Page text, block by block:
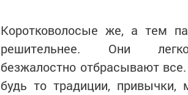
Коротковолосые же, а тем
решительнее. Они
безжалостно отбрасывают
будь то традиции, привычки,